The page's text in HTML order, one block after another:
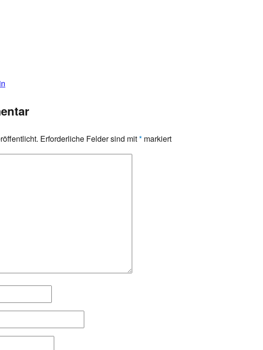
Erforderliche Felder sind mit* markiert